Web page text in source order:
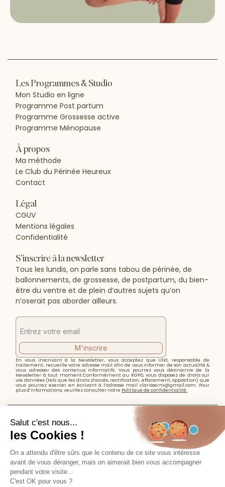
Les Programmes & Studio
Mon Studio en ligne
Programme Post partum
Programme Grossesse active
Programme Ménopause
À propos
Ma méthode
Le Club du Périnée Heureux
Contact
Légal
CGUV
Mentions légales
Confidentialité
S’inscrire à la newsletter
Tous les lundis, on parle sans tabou de périnée, de
ballonnements, de grossesse, de postpartum, du bien-
être du ventre et de plein d’autres sujets qu’on
n’oserait pas aborder ailleurs.
M'inscrire
En vous inscrivant à la Newsletter, vous acceptez que UNE, responsable de
traitement, recueille votre adresse mail afin de vous informer de son actualité &
vous adresser des contenus informatifs. Vous pourrez vous désinscrire de la
Newsletter à tout moment.Conformément au RGPD, vous disposez de droits sur
vos données (tels que les droits d’accès, rectification, effacement, opposition) que
vous pourrez exercer en écrivant à l’adresse mail clarissernx@gmail.com. Pour
plus d’informations, veuillez consulter notre Politique de confidentialité.